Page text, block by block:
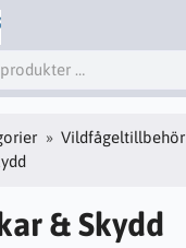
Vildfågeltillbehör
& Skydd